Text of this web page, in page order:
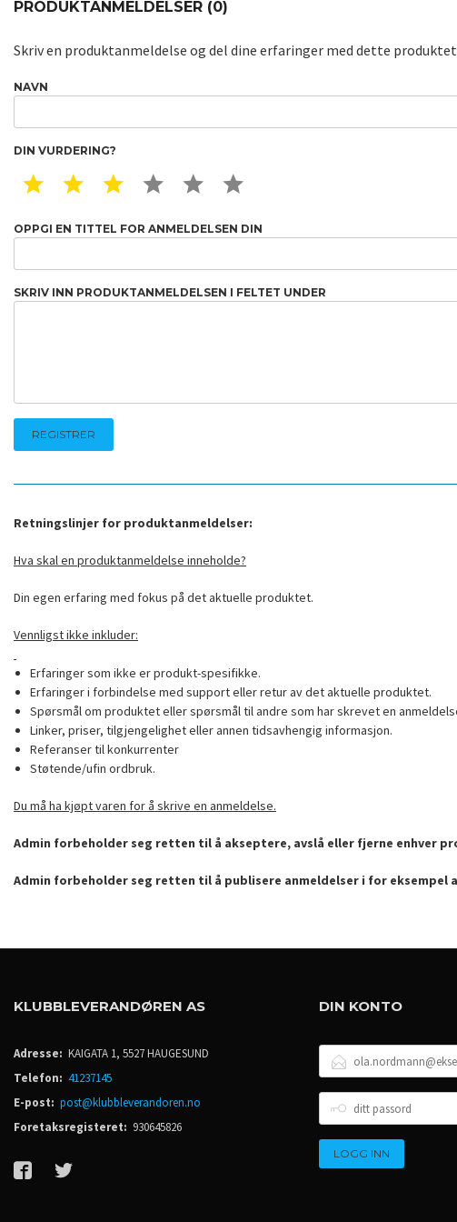
PRODUKTANMELDELSER (0)
Skriv en produktanmeldelse og del dine erfaringer med dette produktet
NAVN
DIN VURDERING?
1 STAR2 STAR3 STAR4 STAR5 STAR
OPPGI EN TITTEL FOR ANMELDELSEN DIN
SKRIV INN PRODUKTANMELDELSEN I FELTET UNDER
Retningslinjer for produktanmeldelser:
Hva skal en produktanmeldelse inneholde?
Din egen erfaring med fokus på det aktuelle produktet.
Vennligst ikke inkluder:
Erfaringer som ikke er produkt-spesifikke.
Erfaringer i forbindelse med support eller retur av det aktuelle produktet.
Spørsmål om produktet eller spørsmål til andre som har skrevet en
Linker, priser, tilgjengelighet eller annen tidsavhengig informasjon.
Referanser til konkurrenter
Støtende/ufin ordbruk.
Du må ha kjøpt varen for å skrive en anmeldelse.
Admin forbeholder seg retten til å akseptere, avslå eller fjerne enhver
Admin forbeholder seg retten til å publisere anmeldelser i for eksempel
KLUBBLEVERANDØREN AS
Adresse: KAIGATA 1, 5527 HAUGESUND
Telefon: 41237145
E-post: post@klubbleverandoren.no
Foretaksregisteret: 930645826
DIN KONTO
POSTADRESSE
PASSORD